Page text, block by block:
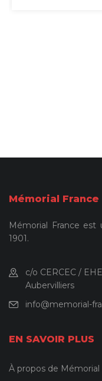
Mémorial France
Mémorial France est
1901.
c/o CERCEC /
Aubervilliers
info@memorial-
EN SAVOIR PLUS
À propos de Mémorial